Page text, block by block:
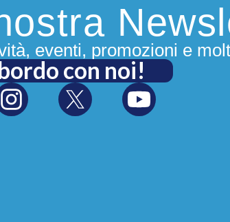
eventi, promozioni e
con noi!